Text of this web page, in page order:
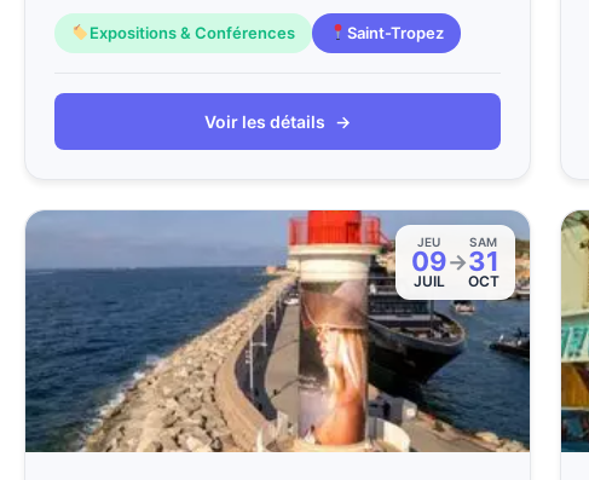
Expositions & Conférences Saint-Tropez
Voir les détails →
JEU
09
JUIL
→
SAM
31
OCT